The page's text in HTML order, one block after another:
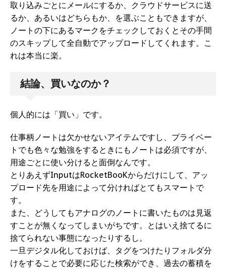
取り込みごとにメールにするか、クラウドサービスに送
るか、あるいはどちらもか、を選ぶこともできますが、
ノートの下にあるマークをチェックしておくとその手間
のスキップして全自動でアップロードしてくれます。こ
れは本当に楽。
結論、買いなのか？
個人的には「買い」です。
仕事柄ノートは欠かせないアイテムですし、プライベー
トでも色々な勉強をするときにもノートは必須ですが、
用途ごとに使い分けると面倒なんです。
とりあえずInputはRocketBooKからだけにして、アッ
プロード先を用途によって分ければとてもスマートで
す。
また、どうしてもアナログのノートに書いたものは見返
すことが無くなってしまいがちです。とはいえ捨てるに
捨てられない事態になったりするし。
一旦デジタル化しておけば、タグをつけたりフォルダ分
けをすることで必要に応じた検索ができ、過去の蓄積を